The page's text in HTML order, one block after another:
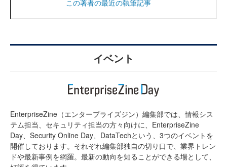
この著者の最近の執筆記事
イベント
EnterpriseZine（エンタープライズジン）編集部では、情報シス
テム担当、セキュリティ担当の方々向けに、EnterpriseZine
Day、Security Online Day、DataTechという、3つのイベントを
開催しております。それぞれ編集部独自の切り口で、業界トレン
ドや最新事例を網羅。最新の動向を知ることができる場として、